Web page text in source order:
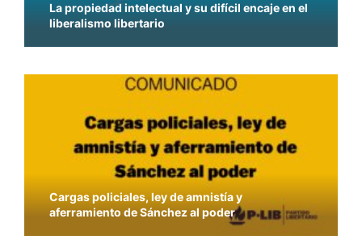
La propiedad intelectual y su difícil encaje en el
liberalismo libertario
Cargas policiales, ley de amnistía y
aferramiento de Sánchez al poder
La solución a los problemas sanitarios no pasa
por la vulneración de los derechos civiles